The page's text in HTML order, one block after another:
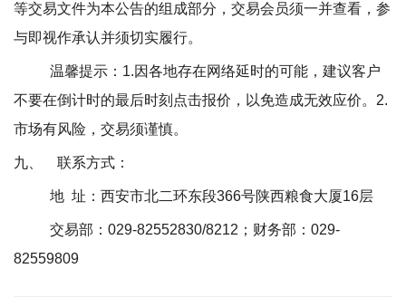
等交易文件为本公告的组成部分，交易会员须一并查看，参
与即视作承认并须切实履行。
温馨提示： 1.因各地存在网络延时的可能，建议客户
不要在倒计时的最后时刻点击报价，以免造成无效应价。 2.
市场有风险，交易须谨慎。
九、 联系方式：
地 址：西安市北二环东段366号陕西粮食大厦16层
交易部： 029-82552830/8212 ；财务部： 029-
82559809